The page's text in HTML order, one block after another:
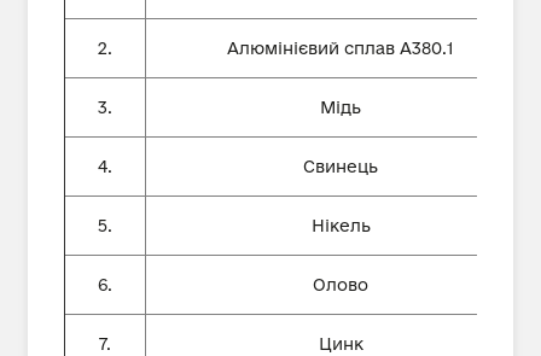
2. Алюмінієвий сплав А380.1
3. Мідь
4. Свинець
5. Нікель
6. Олово
7. Цинк